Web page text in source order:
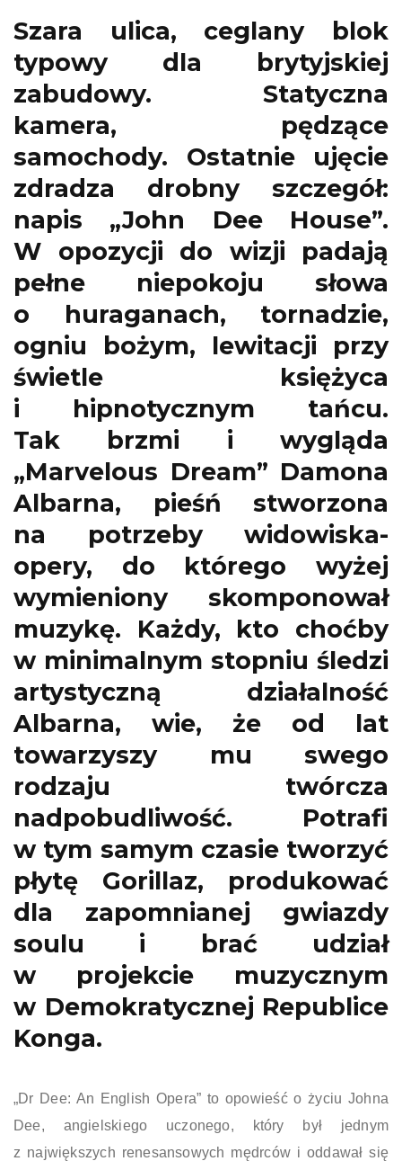
Szara ulica, ceglany blok
typowy dla brytyjskiej
zabudowy. Statyczna
kamera, pędzące
samochody. Ostatnie ujęcie
zdradza drobny szczegół:
napis „John Dee House”.
W opozycji do wizji padają
pełne niepokoju słowa
o huraganach, tornadzie,
ogniu bożym, lewitacji przy
świetle księżyca
i hipnotycznym tańcu.
Tak brzmi i wygląda
„Marvelous Dream” Damona
Albarna, pieśń stworzona
na potrzeby widowiska-
opery, do którego wyżej
wymieniony skomponował
muzykę. Każdy, kto choćby
w minimalnym stopniu śledzi
artystyczną działalność
Albarna, wie, że od lat
towarzyszy mu swego
rodzaju twórcza
nadpobudliwość. Potrafi
w tym samym czasie tworzyć
płytę Gorillaz, produkować
dla zapomnianej gwiazdy
soulu i brać udział
w projekcie muzycznym
w Demokratycznej Republice
Konga.
„Dr Dee: An English Opera” to opowieść o życiu Johna
Dee, angielskiego uczonego, który był jednym
z największych renesansowych mędrców i oddawał się